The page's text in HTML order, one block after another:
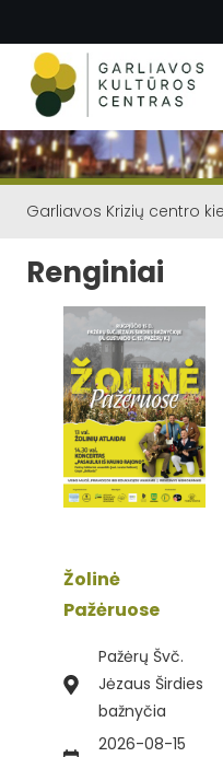
Garliavos Krizių centro
Renginiai
Žolinė
Pažėruose
Pažėrų Švč.
Jėzaus Širdies
bažnyčia
2026-08-15